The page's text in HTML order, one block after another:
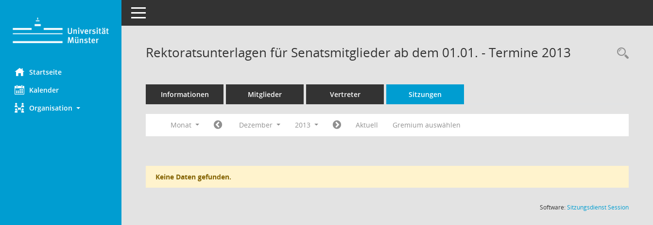
Startseite
Kalender
Organisation
Toggle navigation
Rektoratsunterlagen für Senatsmitglieder ab dem 01.01. - Termine 2013
Informationen Mitglieder Vertreter Sitzungen
Monat Dezember 2013 Aktuell Gremium auswählen
Keine Daten gefunden.
Software:SitzungsdienstSession(Wird in